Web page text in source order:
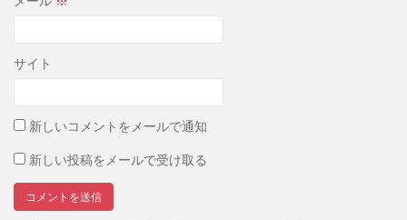
サイト
新しいコメントをメールで通知
新しい投稿をメールで受け取る